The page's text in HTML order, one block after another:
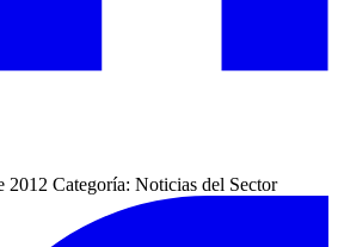
2012 Categoría: Noticias del Sector